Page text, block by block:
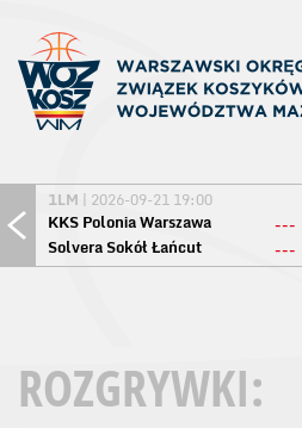
1LM | 2026-09-21 19:00
KKS Polonia Warszawa
---
Solvera Sokół Łańcut
---
ROZGRYWKI: